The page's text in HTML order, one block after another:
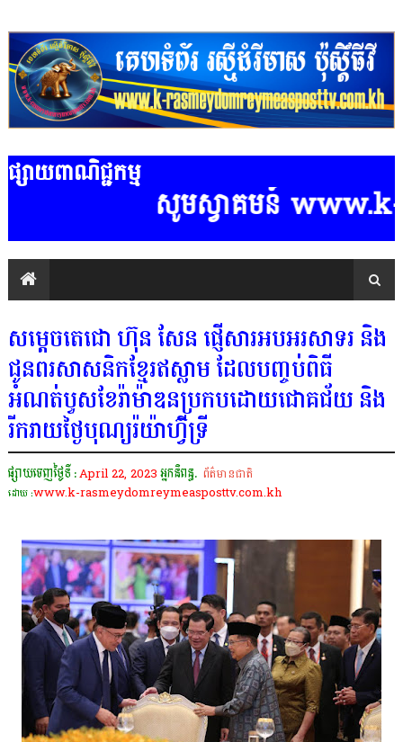
ផ្សាយពាណិជ្ជកម្ម
សូមស្វាគមន៍ www.k-
សម្ដេចតេជោ ហ៊ុន សែន ផ្ញើសារអបអរសាទរ និង
ជូនពរសាសនិកខ្មែរឥស្លាម ដែលបញ្ចប់ពិធី
អំណត់បួសខែរ៉ាម៉ាឌនប្រកបដោយជោគជ័យ និង
រីករាយថ្ងៃបុណ្យរ៉យ៉ាហ៊្វីទ្រី
ផ្សាយចេញថ្ងៃទី :April 22, 2023 អ្នកនិពន្ធ. ព័ត៌មានជាតិ
ដោយ :www.k-rasmeydomreymeasposttv.com.kh